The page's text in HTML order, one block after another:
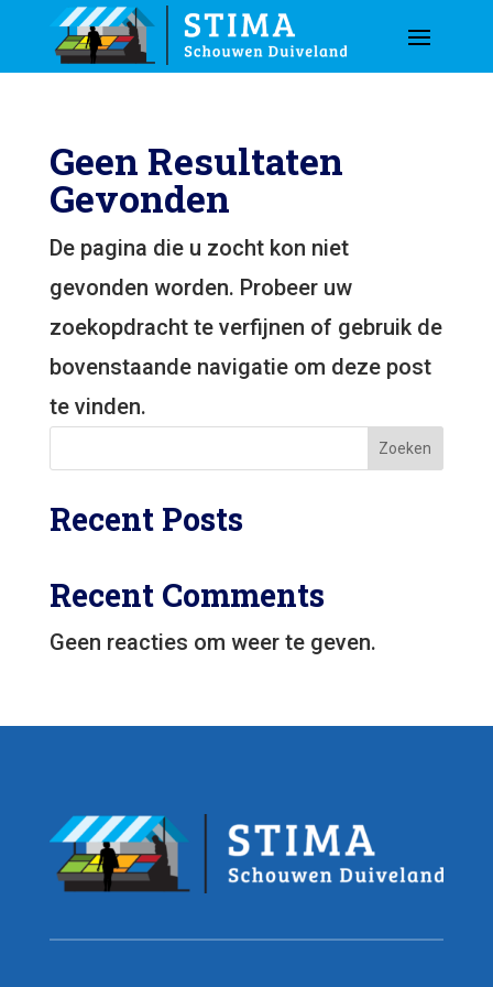
Geen Resultaten
Gevonden
De pagina die u zocht kon niet
gevonden worden. Probeer uw
zoekopdracht te verfijnen of gebruik de
bovenstaande navigatie om deze post
te vinden.
Zoeken
Recent Posts
Recent Comments
Geen reacties om weer te geven.